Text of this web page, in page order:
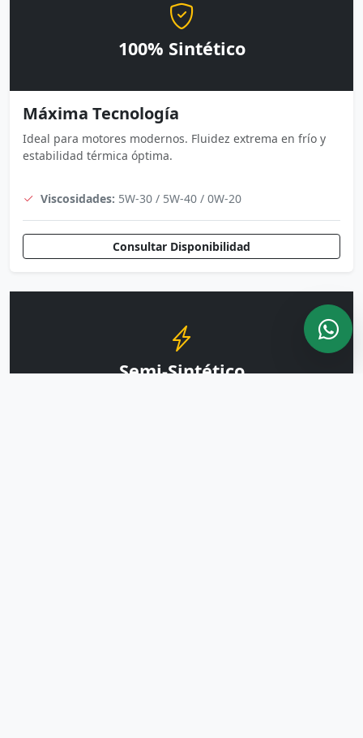
100% Sintético
Máxima Tecnología
Ideal para motores modernos. Fluidez extrema en frío y
estabilidad térmica óptima.
Viscosidades: 5W-30 / 5W-40 / 0W-20
Consultar Disponibilidad
Semi-Sintético